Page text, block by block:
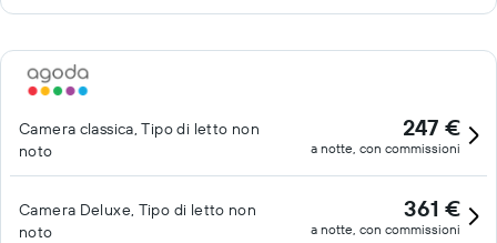
Camera classica, Tipo di letto non
noto
247 €
a notte, con commissioni
Camera Deluxe, Tipo di letto non
noto
361 €
a notte, con commissioni